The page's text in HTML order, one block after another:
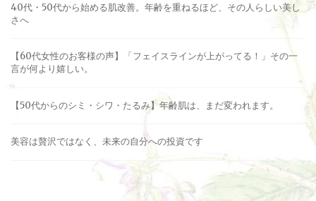
40代・50代から始める肌改善。年齢を重ねるほど、その人らしい美し
さへ
【60代女性のお客様の声】「フェイスラインが上がってる！」その一
言が何より嬉しい。
【50代からのシミ・シワ・たるみ】年齢肌は、まだ変われます。
美容は贅沢ではなく、未来の自分への投資です